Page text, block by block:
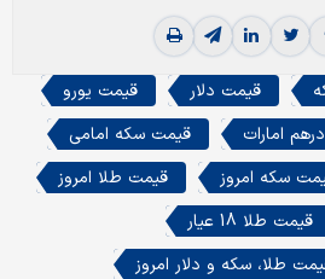
قیمت دلار
قیمت یورو
امارات
قیمت سکه امامی
سکه امروز
قیمت طلا امروز
قیمت طلا 18 عیار
طلا، سکه و دلار امروز